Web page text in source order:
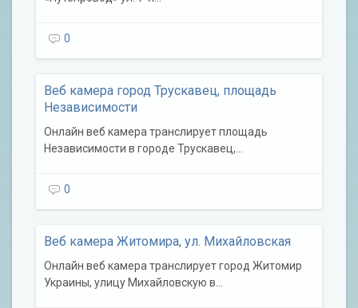
0
Веб камера город Трускавец, площадь
Независимости
Онлайн веб камера транслирует площадь
Независимости в городе Трускавец,…
0
Веб камера Житомира, ул. Михайловская
Онлайн веб камера транслирует город Житомир
Украины, улицу Михайловскую в…